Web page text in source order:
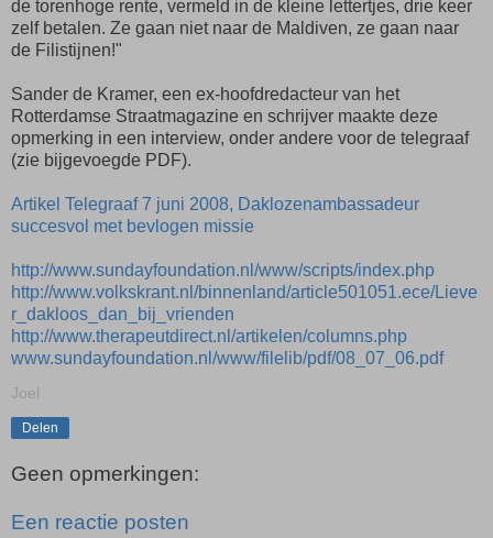
de torenhoge rente, vermeld in de kleine lettertjes, drie keer
zelf betalen. Ze gaan niet naar de Maldiven, ze gaan naar
de Filistijnen!"
Sander de Kramer, een ex-hoofdredacteur van het
Rotterdamse Straatmagazine en schrijver maakte deze
opmerking in een interview, onder andere voor de telegraaf
(zie bijgevoegde PDF).
Artikel Telegraaf 7 juni 2008, Daklozenambassadeur
succesvol met bevlogen missie
http://www.sundayfoundation.nl/www/scripts/index.php
http://www.volkskrant.nl/binnenland/article501051.ece/Lieve
r_dakloos_dan_bij_vrienden
http://www.therapeutdirect.nl/artikelen/columns.php
www.sundayfoundation.nl/www/filelib/pdf/08_07_06.pdf
Joel
Delen
Geen opmerkingen:
Een reactie posten